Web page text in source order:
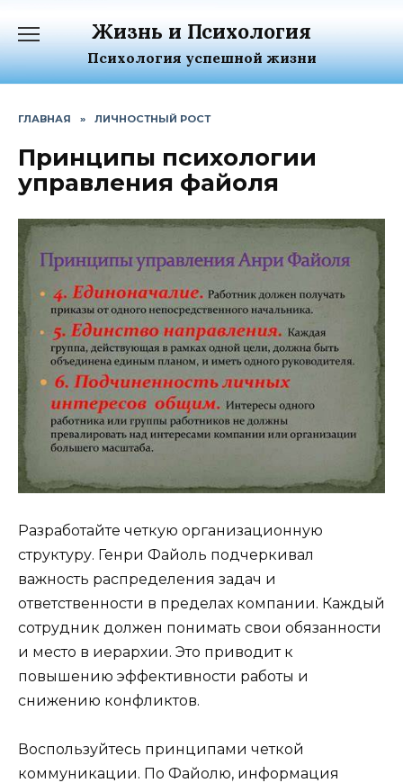
содержанию
Жизнь и Психология
Психология успешной жизни
ГЛАВНАЯ » ЛИЧНОСТНЫЙ РОСТ
Принципы психологии
управления файоля
Разработайте четкую организационную
структуру. Генри Файоль подчеркивал
важность распределения задач и
ответственности в пределах компании. Каждый
сотрудник должен понимать свои обязанности
и место в иерархии. Это приводит к
повышению эффективности работы и
снижению конфликтов.
Воспользуйтесь принципами четкой
коммуникации. По Файолю, информация